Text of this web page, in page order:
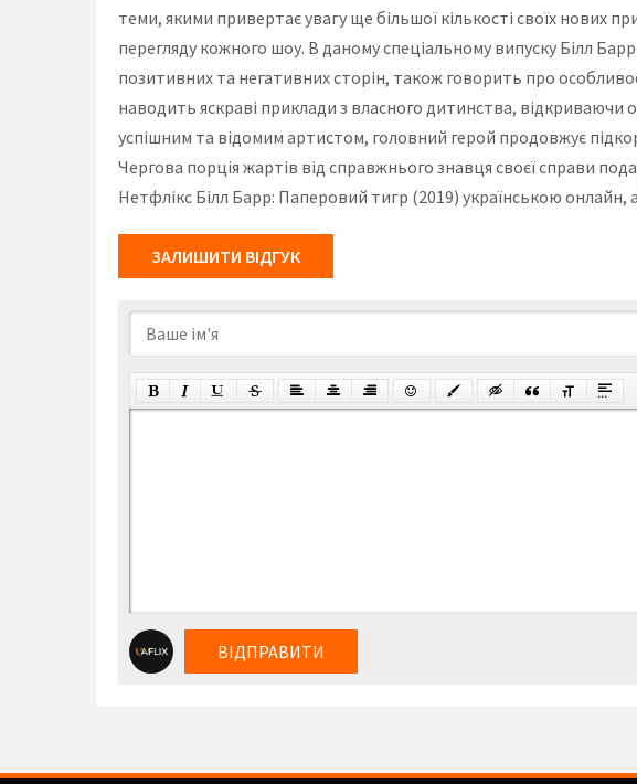
теми, якими привертає увагу ще більшої кількості своїх нових
перегляду кожного шоу. В даному спеціальному випуску Білл
позитивних та негативних сторін, також говорить про
наводить яскраві приклади з власного дитинства, відкриваючи
успішним та відомим артистом, головний герой продовжує
Чергова порція жартів від справжнього знавця своєї справи
Нетфлікс Білл Барр: Паперовий тигр (2019) українською онлайн,
ЗАЛИШИТИ ВІДГУК
ВІДПРАВИТИ